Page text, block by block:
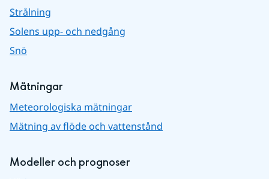
Strålning
Solens upp- och nedgång
Snö
Mätningar
Meteorologiska mätningar
Mätning av flöde och vattenstånd
Modeller och prognoser